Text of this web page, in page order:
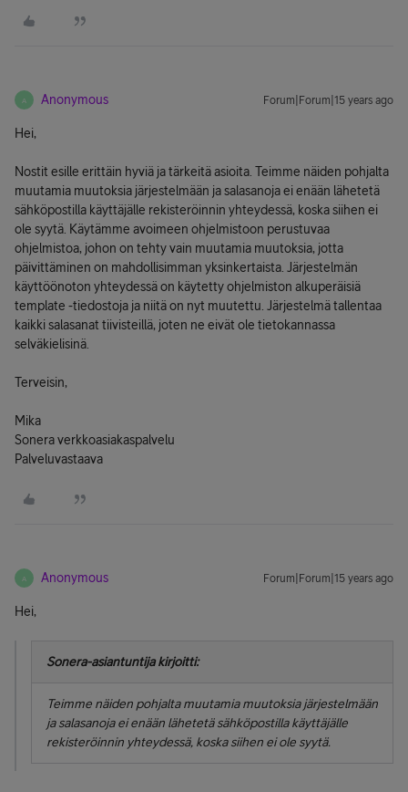
A Anonymous Forum|Forum|15 years ago
Hei,
Nostit esille erittäin hyviä ja tärkeitä asioita. Teimme näiden pohjalta
muutamia muutoksia järjestelmään ja salasanoja ei enään lähetetä
sähköpostilla käyttäjälle rekisteröinnin yhteydessä, koska siihen ei
ole syytä. Käytämme avoimeen ohjelmistoon perustuvaa
ohjelmistoa, johon on tehty vain muutamia muutoksia, jotta
päivittäminen on mahdollisimman yksinkertaista. Järjestelmän
käyttöönoton yhteydessä on käytetty ohjelmiston alkuperäisiä
template -tiedostoja ja niitä on nyt muutettu. Järjestelmä tallentaa
kaikki salasanat tiivisteillä, joten ne eivät ole tietokannassa
selväkielisinä.
Terveisin,
Mika
Sonera verkkoasiakaspalvelu
Palveluvastaava
A Anonymous Forum|Forum|15 years ago
Hei,
Sonera-asiantuntija kirjoitti:
Teimme näiden pohjalta muutamia muutoksia järjestelmään
ja salasanoja ei enään lähetetä sähköpostilla käyttäjälle
rekisteröinnin yhteydessä, koska siihen ei ole syytä.